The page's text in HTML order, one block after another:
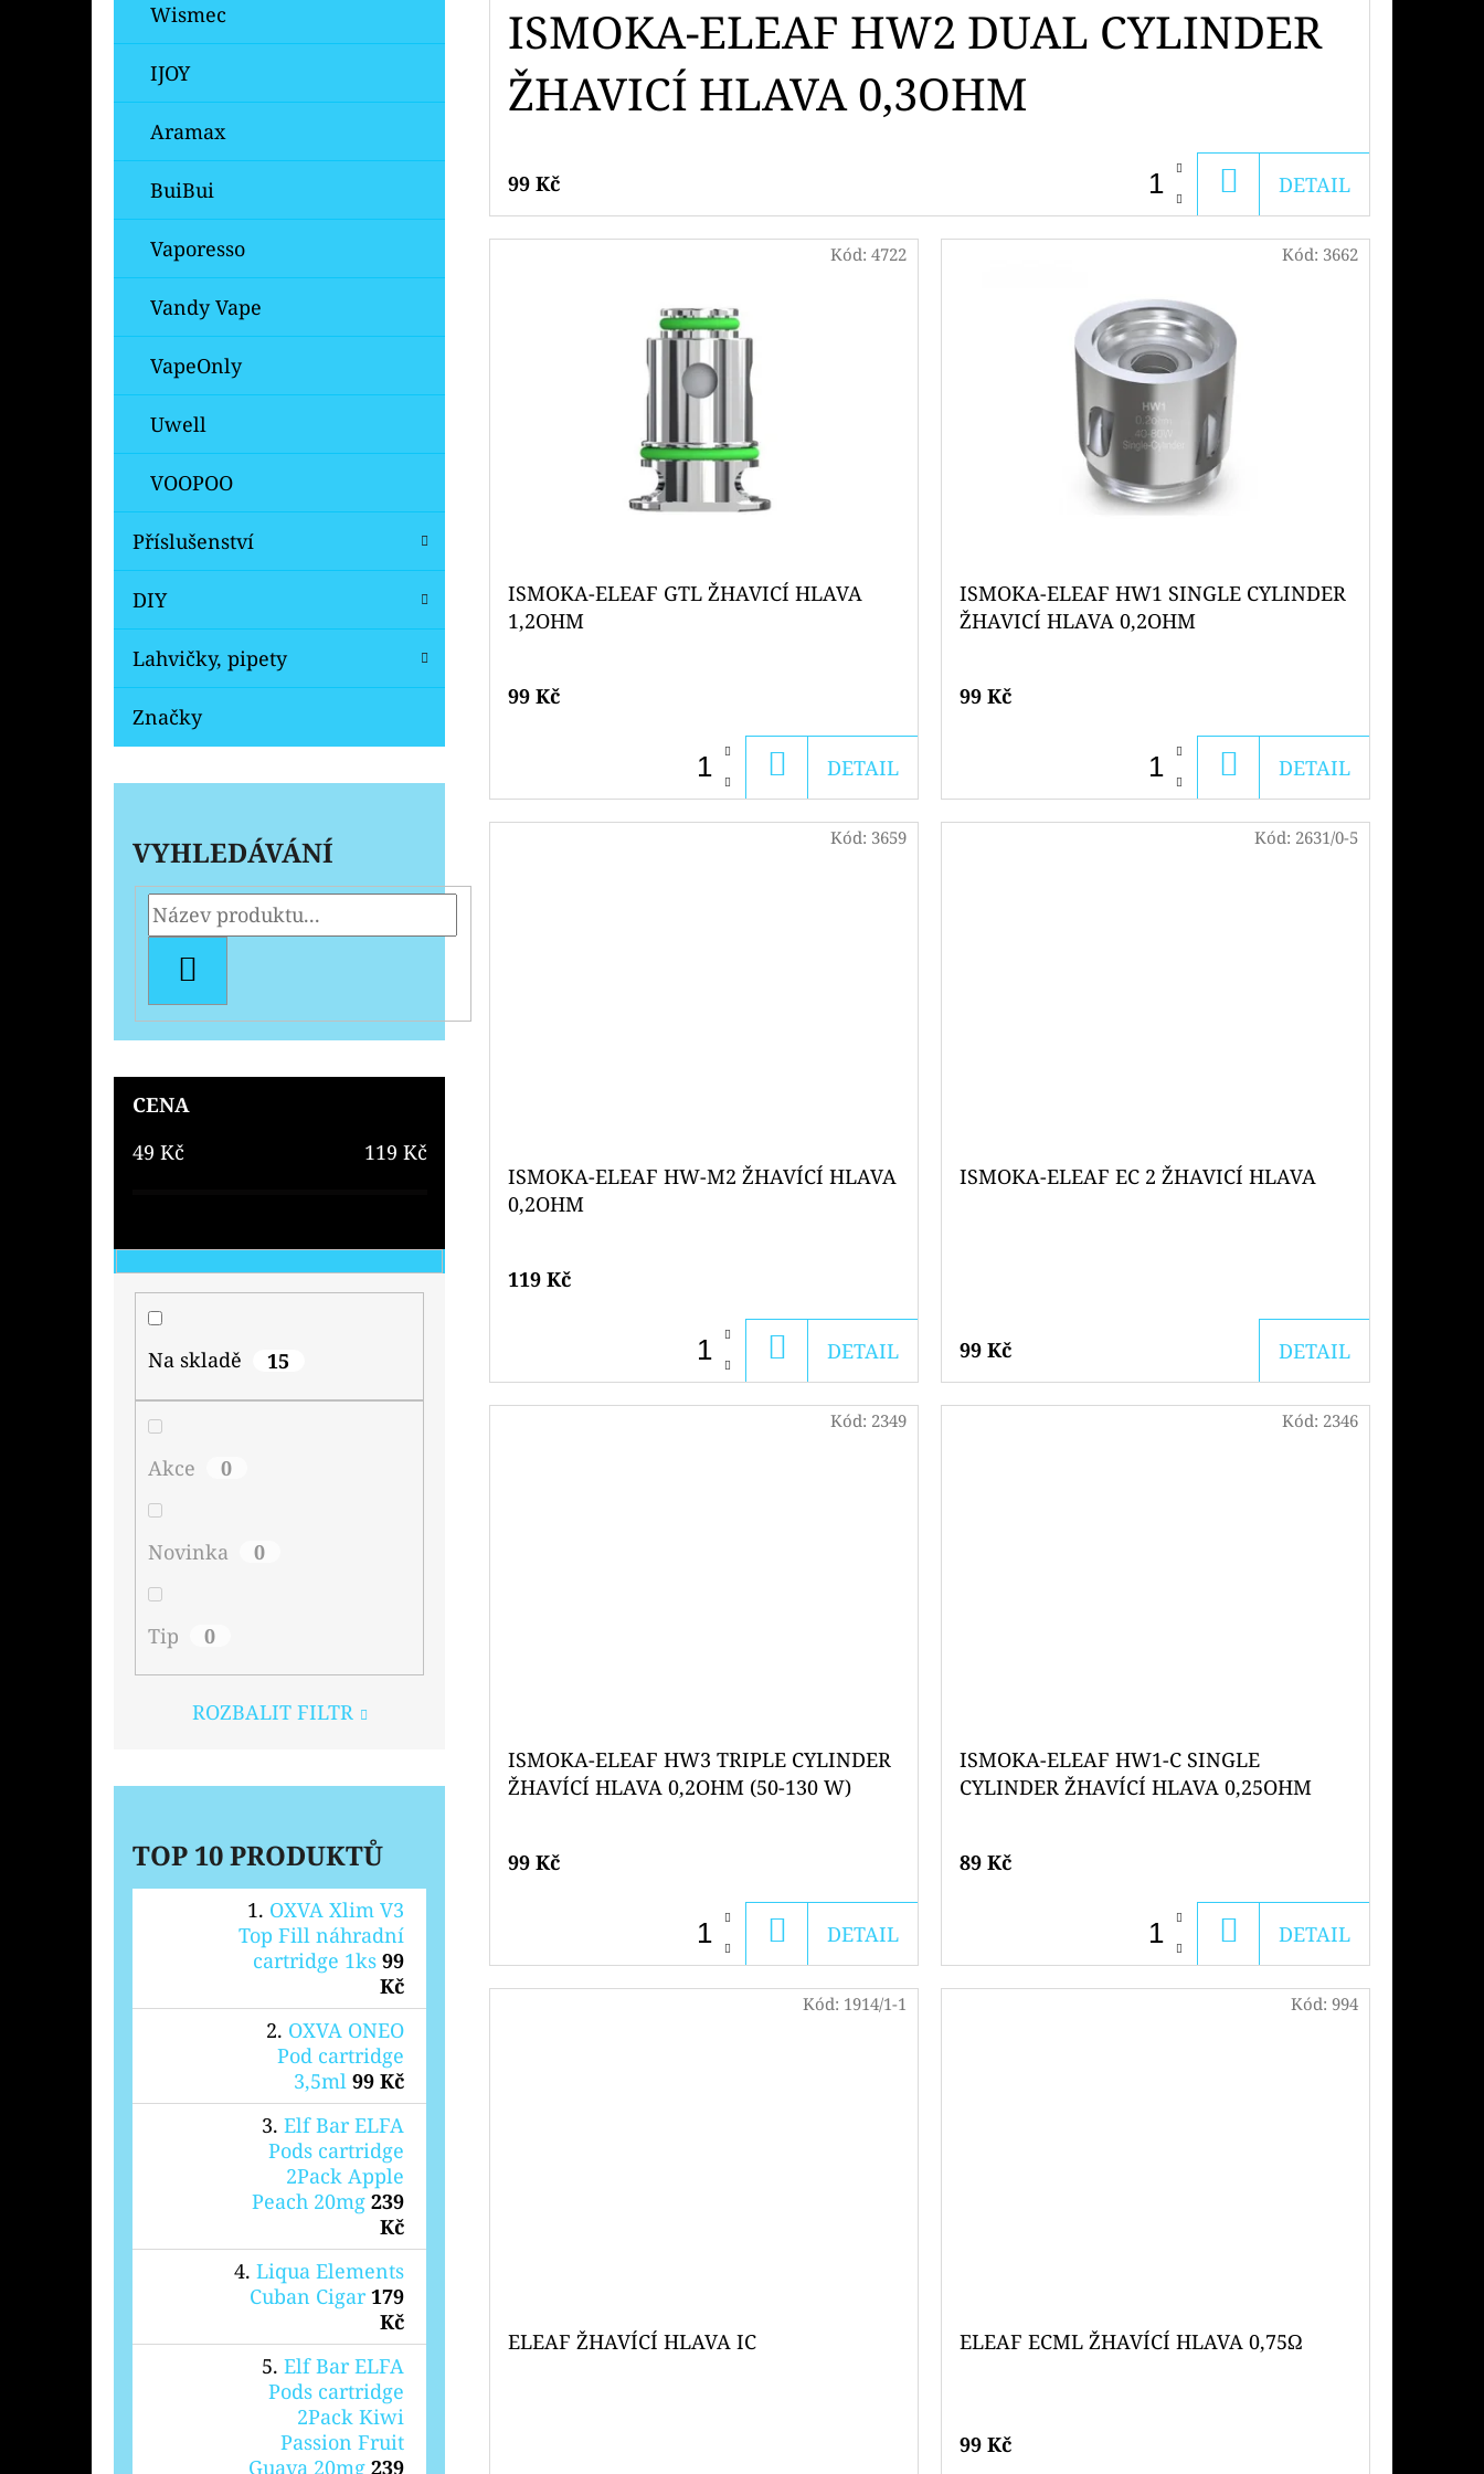
Wismec
IJOY
Aramax
BuiBui
Vaporesso
Vandy Vape
VapeOnly
Uwell
VOOPOO
Příslušenství
DIY
Lahvičky, pipety
Značky
VYHLEDÁVÁNÍ
CENA
49 Kč 119 Kč
Na skladě 15
Akce 0
Novinka 0
Tip 0
ROZBALIT FILTR
TOP 10 PRODUKTŮ
OXVA Xlim V3
Top Fill náhradní
cartridge 1ks 99
Kč
OXVA ONEO
Pod cartridge
3,5ml 99 Kč
Elf Bar ELFA
Pods cartridge
2Pack Apple
Peach 20mg 239
Kč
Liqua Elements
Cuban Cigar 179
Kč
Elf Bar ELFA
Pods cartridge
2Pack Kiwi
Passion Fruit
Guava 20mg 239
ISMOKA-ELEAF HW2 DUAL CYLINDER
ŽHAVICÍ HLAVA 0,3OHM
99 Kč
KOŠÍKU
DETAIL
ISMOKA-ELEAF GTL ŽHAVICÍ HLAVA
1,2OHM
99 Kč
KOŠÍKU
DETAIL
Kód: 4722
ISMOKA-ELEAF HW1 SINGLE CYLINDER
ŽHAVICÍ HLAVA 0,2OHM
99 Kč
KOŠÍKU
DETAIL
Kód: 3662
ISMOKA-ELEAF HW-M2 ŽHAVÍCÍ HLAVA
0,2OHM
119 Kč
KOŠÍKU
DETAIL
Kód: 3659
ISMOKA-ELEAF EC 2 ŽHAVICÍ HLAVA
99 Kč DETAIL
Kód: 2631/0-5
ISMOKA-ELEAF HW3 TRIPLE CYLINDER
ŽHAVÍCÍ HLAVA 0,2OHM (50-130 W)
99 Kč
KOŠÍKU
DETAIL
Kód: 2349
ISMOKA-ELEAF HW1-C SINGLE
CYLINDER ŽHAVÍCÍ HLAVA 0,25OHM
89 Kč
KOŠÍKU
DETAIL
Kód: 2346
ELEAF ŽHAVÍCÍ HLAVA IC
Kód: 1914/1-1
ELEAF ECML ŽHAVÍCÍ HLAVA 0,75Ω
99 Kč
Kód: 994